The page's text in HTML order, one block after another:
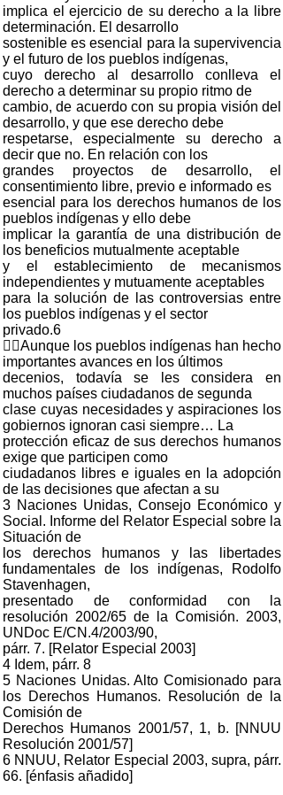
implica el ejercicio de su derecho a la libre
determinación. El desarrollo
sostenible es esencial para la supervivencia
y el futuro de los pueblos indígenas,
cuyo derecho al desarrollo conlleva el
derecho a determinar su propio ritmo de
cambio, de acuerdo con su propia visión del
desarrollo, y que ese derecho debe
respetarse, especialmente su derecho a
decir que no. En relación con los
grandes proyectos de desarrollo, el
consentimiento libre, previo e informado es
esencial para los derechos humanos de los
pueblos indígenas y ello debe
implicar la garantía de una distribución de
los beneficios mutualmente aceptable
y el establecimiento de mecanismos
independientes y mutuamente aceptables
para la solución de las controversias entre
los pueblos indígenas y el sector
privado.6
Aunque los pueblos indígenas han hecho
importantes avances en los últimos
decenios, todavía se les considera en
muchos países ciudadanos de segunda
clase cuyas necesidades y aspiraciones los
gobiernos ignoran casi siempre… La
protección eficaz de sus derechos humanos
exige que participen como
ciudadanos libres e iguales en la adopción
de las decisiones que afectan a su
3 Naciones Unidas, Consejo Económico y
Social. Informe del Relator Especial sobre la
Situación de
los derechos humanos y las libertades
fundamentales de los indígenas, Rodolfo
Stavenhagen,
presentado de conformidad con la
resolución 2002/65 de la Comisión. 2003,
UNDoc E/CN.4/2003/90,
párr. 7. [Relator Especial 2003]
4 Idem, párr. 8
5 Naciones Unidas. Alto Comisionado para
los Derechos Humanos. Resolución de la
Comisión de
Derechos Humanos 2001/57, 1, b. [NNUU
Resolución 2001/57]
6 NNUU, Relator Especial 2003, supra, párr.
66. [énfasis añadido]